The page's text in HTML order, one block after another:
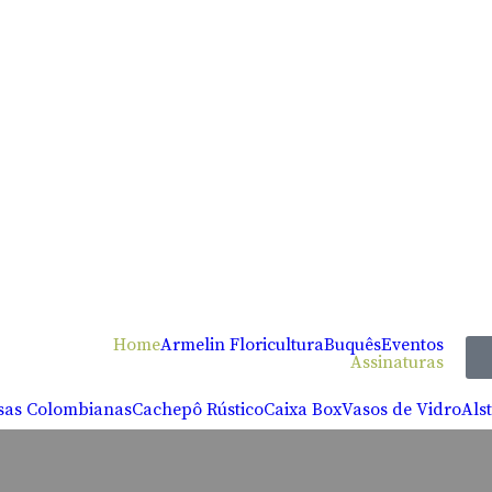
HomeArmelin FloriculturaBuquêsEventos
Assinaturas
ColombianasCachepô RústicoCaixa BoxVasos de Vidro